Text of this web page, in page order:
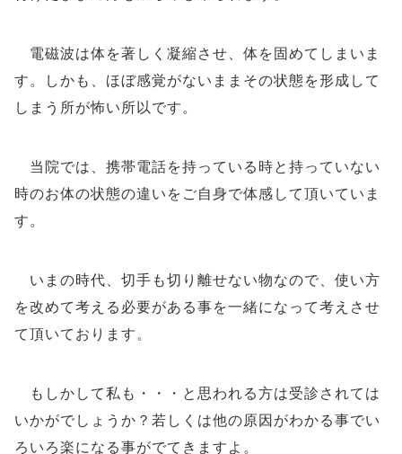
電磁波は体を著しく凝縮させ、体を固めてしまいま
す。しかも、ほぼ感覚がないままその状態を形成して
しまう所が怖い所以です。
当院では、携帯電話を持っている時と持っていない
時のお体の状態の違いをご自身で体感して頂いていま
す。
いまの時代、切手も切り離せない物なので、使い方
を改めて考える必要がある事を一緒になって考えさせ
て頂いております。
もしかして私も・・・と思われる方は受診されては
いかがでしょうか？若しくは他の原因がわかる事でい
ろいろ楽になる事がでてきますよ。